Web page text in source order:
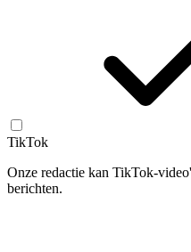
TikTok
Onze redactie kan TikTok-
berichten.